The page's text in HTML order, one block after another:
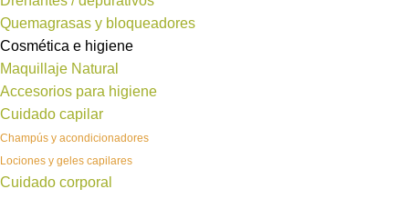
Quemagrasas y bloqueadores
Cosmética e higiene
Maquillaje Natural
Accesorios para higiene
Cuidado capilar
Champús y acondicionadores
Lociones y geles capilares
Cuidado corporal